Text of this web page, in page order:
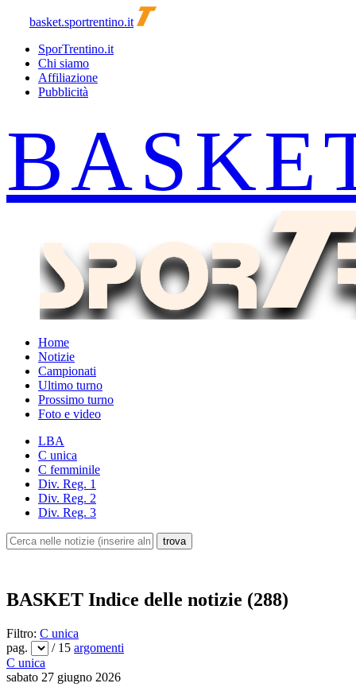
basket.sportrentino.it
SporTrentino.it
Chi siamo
Affiliazione
Pubblicità
Home
Notizie
Campionati
Ultimo turno
Prossimo turno
Foto e video
LBA
C unica
C femminile
Div. Reg. 1
Div. Reg. 2
Div. Reg. 3
BASKET Indice delle notizie (288)
Filtro: C unica
pag.
/ 15 argomenti
C unica
sabato 27 giugno 2026